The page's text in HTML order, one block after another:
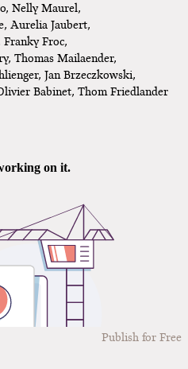
Nelly Maurel,
Aurelia Jaubert,
Froc,
Thomas Mailaender,
Jan Brzeczkowski,
Babinet, Thom Friedlander
Publish for Free